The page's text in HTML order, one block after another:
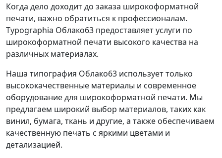
Когда дело доходит до заказа широкоформатной
печати, важно обратиться к профессионалам.
Typographia Облако63 предоставляет услуги по
широкоформатной печати высокого качества на
различных материалах.
Наша типография Облако63 использует только
высококачественные материалы и современное
оборудование для широкоформатной печати. Мы
предлагаем широкий выбор материалов, таких как
винил, бумага, ткань и другие, а также обеспечиваем
качественную печать с яркими цветами и
детализацией.